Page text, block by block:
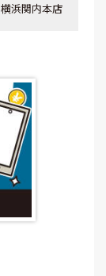
横浜関内本店